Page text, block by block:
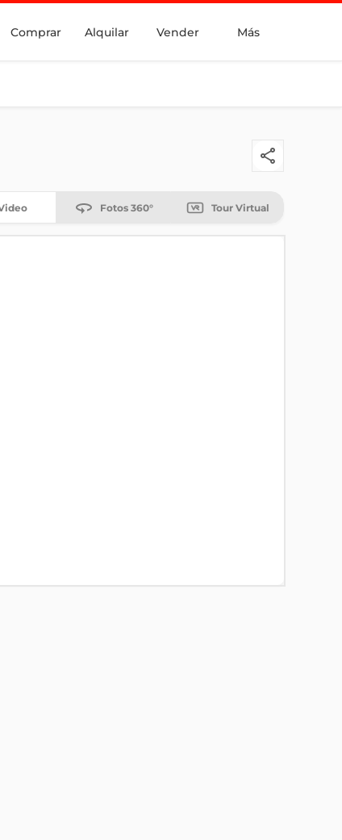
Comprar Alquilar Vender Más
Fotos 360° Tour Virtual